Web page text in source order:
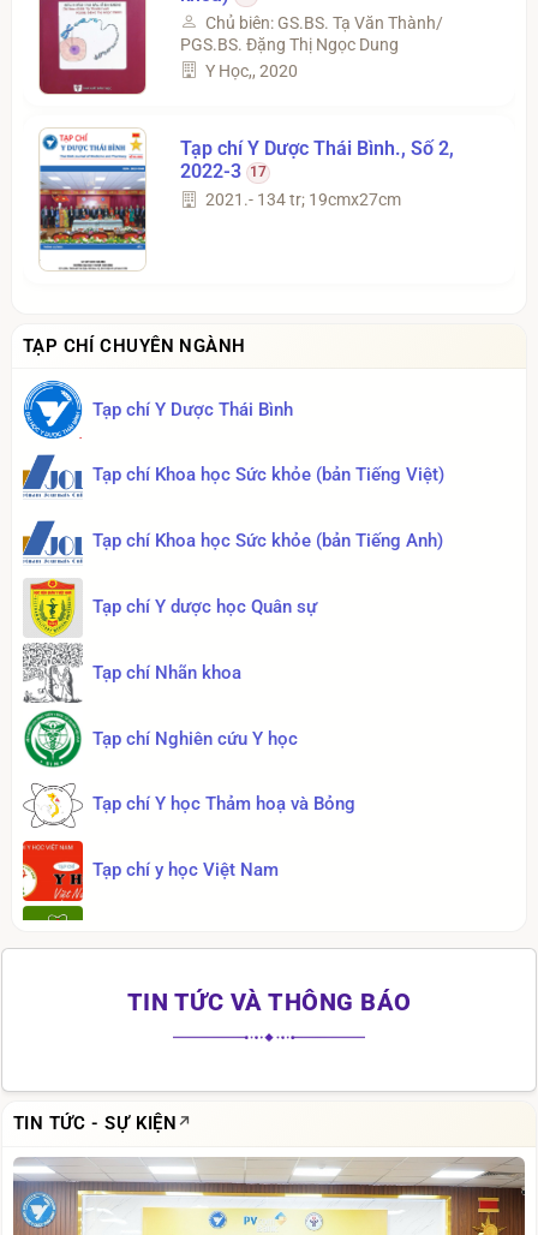
Sinh lý bệnh và miễn dịch Phần sinh
lý bệnh học (BSĐK)
Lịch sử Đảng Cộng sản Việt Nam
chuyên lý luận chính trị.
Bộ Giáo Dục Và Đào Tạo
miễn dịch) 58
NxbY học, 2007
Nxb Y học, 2006
Chủ biên: GS.BS. Tạ Văn Thành/
PGS.BS. Đặng Thị Ngọc Dung
Y Học,, 2020
Tạp chí Y Dược Thái Bình., Số 2,
2022-3
17
2021.- 134 tr; 19cmx27cm
TẠP CHÍ CHUYÊN NGÀNH
Tạp chí Y Dược Thái Bình
Tạp chí Khoa học Sức khỏe (bản Tiếng Việt)
Tạp chí Khoa học Sức khỏe (bản Tiếng Anh)
Tạp chí Y dược học Quân sự
Tạp chí Nhãn khoa
Tạp chí Nghiên cứu Y học
Tạp chí Y học Thảm hoạ và Bỏng
Tạp chí y học Việt Nam
TIN TỨC VÀ THÔNG BÁO
TIN TỨC - SỰ KIỆN